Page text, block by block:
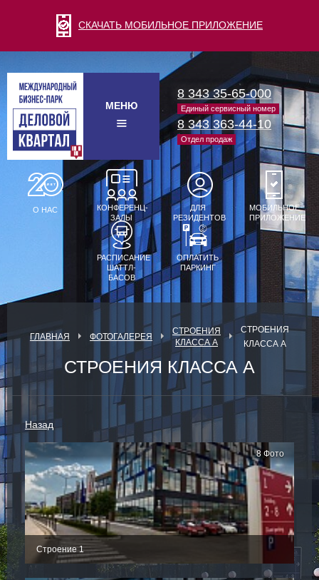
СКАЧАТЬ МОБИЛЬНОЕ ПРИЛОЖЕНИЕ
МЕНЮ
8 343 35-65-000
Единый сервисный номер
8 343 363-44-10
Отдел продаж
О НАС
КОНФЕРЕНЦ-
ЗАЛЫ
ДЛЯ
РЕЗИДЕНТОВ
МОБИЛЬНОЕ
ПРИЛОЖЕНИЕ
РАСПИСАНИЕ
ШАТТЛ-
БАСОВ
ОПЛАТИТЬ
ПАРКИНГ
ГЛАВНАЯ ФОТОГАЛЕРЕЯ
СТРОЕНИЯ
КЛАССА А
СТРОЕНИЯ
КЛАССА А
СТРОЕНИЯ КЛАССА А
Назад
Строение 1
8 Фото